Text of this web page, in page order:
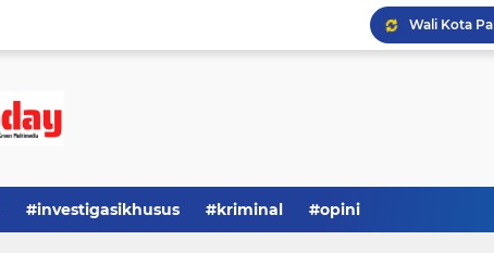
#investigasikhusus #kriminal #opini